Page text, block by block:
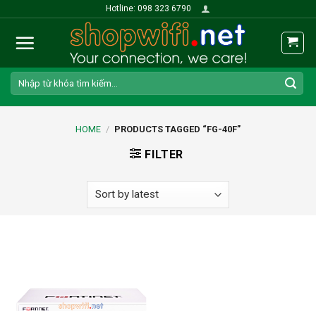
content
Hotline: 098 323 6790
Search
for:
HOME / PRODUCTS TAGGED “FG-40F”
FILTER